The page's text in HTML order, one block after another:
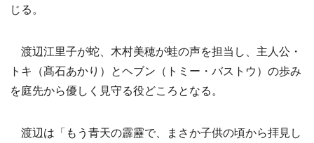
じる。
渡辺江里子が蛇、木村美穂が蛙の声を担当し、主人公・
トキ（髙石あかり）とヘブン（トミー・バストウ）の歩み
を庭先から優しく見守る役どころとなる。
渡辺は「もう青天の霹靂で、まさか子供の頃から拝見し